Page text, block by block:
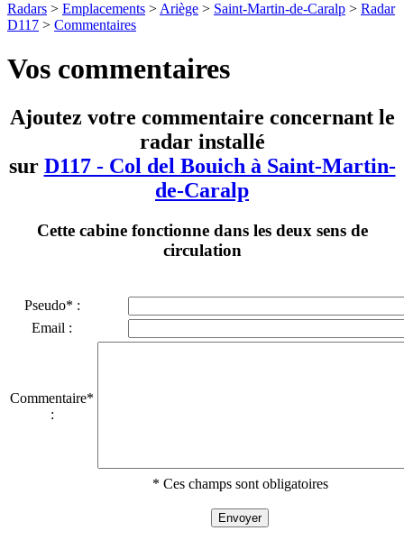
Radars > Emplacements > Ariège > Saint-Martin-de-Caralp > Radar
D117 > Commentaires
Vos commentaires
Ajoutez votre commentaire concernant le
radar installé
sur D117 - Col del Bouich à Saint-Martin-
de-Caralp
Cette cabine fonctionne dans les deux sens de
circulation
Pseudo* :
Email :
Commentaire*
:
* Ces champs sont obligatoires